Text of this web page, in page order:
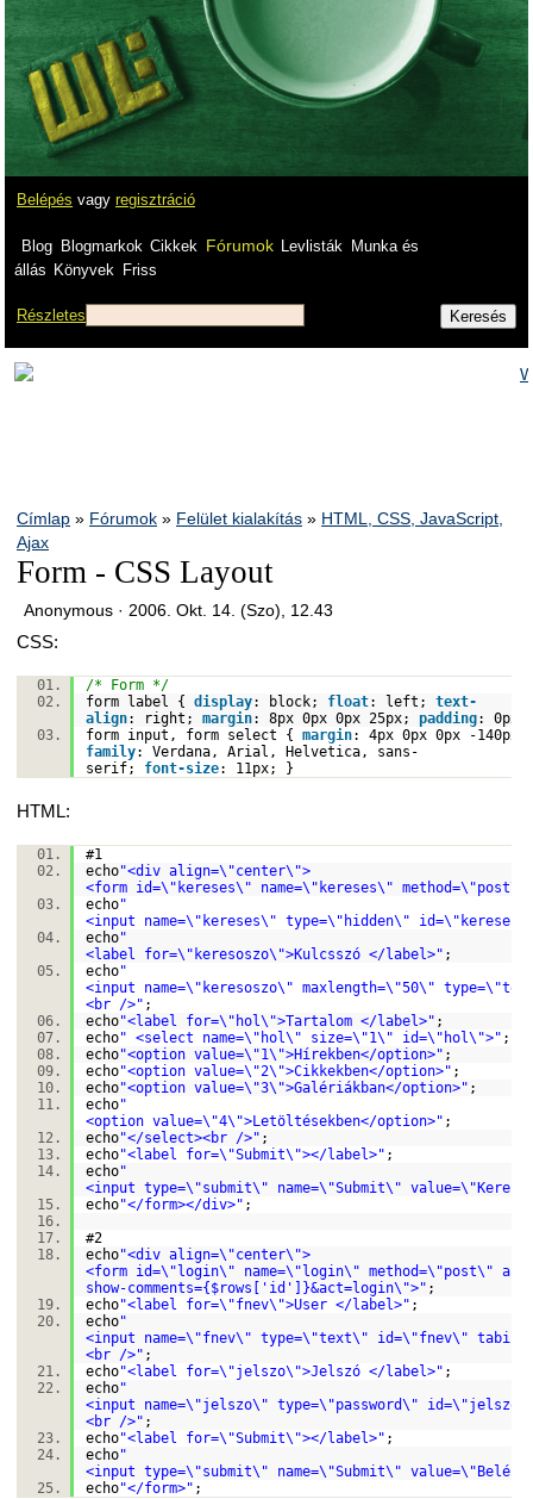
Belépés vagy regisztráció
Blog Blogmarkok Cikkek Fórumok Levlisták
Munka és
állás Könyvek Friss
Részletes
Címlap » Fórumok » Felület kialakítás » HTML, CSS, JavaScript,
Ajax
Form - CSS Layout
Anonymous · 2006. Okt. 14. (Szo), 12.43
CSS:
/* Form */
form label { display: block; float: left ; text-
align: right ; margin: 8px 0px 0px 25px; padding: 0px
form input, form select { margin: 4px 0px 0px -140px
family: Verdana, Arial , Helvetica, sans-
serif; font-size: 11px; }
HTML:
#1
echo"<div align=\"center\">
<form id=\"kereses\" name=\"kereses\"
echo"
<input name=\"kereses\" type=\"hidden\"
echo"
<label for=\"keresoszo\">Kulcsszó </label>" ;
echo"
<input name=\"keresoszo\" maxlength=\"50\"
<br />" ;
echo"<label for=\"hol\">Tartalom </label>" ;
echo" <select name=\"hol\" size=\"1\" id=\"hol\">" ;
echo"<option value=\"1\">Hírekben</option>" ;
echo"<option value=\"2\">Cikkekben</option>" ;
echo"<option value=\"3\">Galériákban</option>" ;
echo"
<option value=\"4\">Letöltésekben</option>" ;
echo"</select><br />" ;
echo"<label for=\"Submit\"></label>" ;
echo"
<input type=\"submit\" name=\"Submit\"
echo"</form></div>" ;
#2
echo"<div align=\"center\">
<form id=\"login\" name=\"login\" method=\"post\"
show-comments={$rows['id']}&act=login\">" ;
echo"<label for=\"fnev\">User </label>" ;
echo"
<input name=\"fnev\" type=\"text\" id=\"fnev\"
<br />" ;
echo"<label for=\"jelszo\">Jelszó </label>" ;
echo"
<input name=\"jelszo\" type=\"password\"
<br />" ;
echo"<label for=\"Submit\"></label>" ;
echo"
<input type=\"submit\" name=\"Submit\"
echo"</form>" ;